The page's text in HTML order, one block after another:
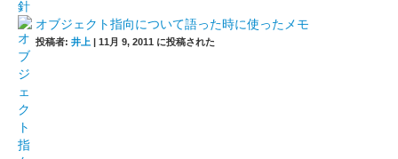
オブジェクト指向について語った時に使ったメモ
投稿者: 井上 | 11月 9, 2011 に投稿された